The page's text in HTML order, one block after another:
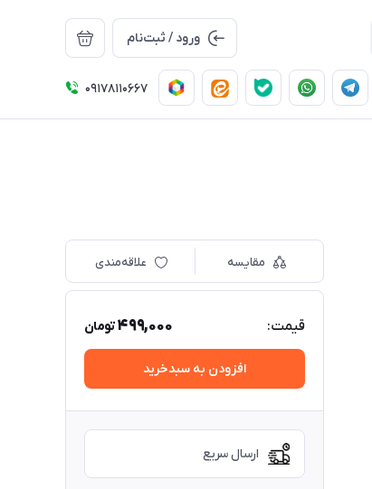
ورود / ثبت‌نام
09178110667
مقایسه علاقه‌مندی
قیمت: 499,000تومان
افزودن به سبدخرید
ارسال سریع